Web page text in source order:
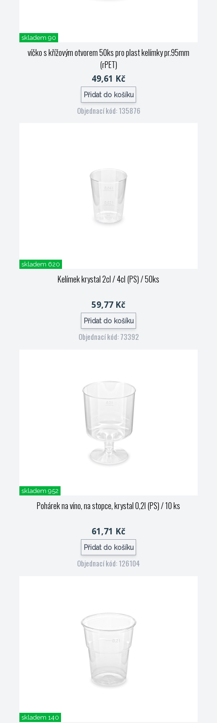
skladem 90
víčko s křížovým otvorem 50ks pro plast kelímky pr.95mm
(rPET)
49,61 Kč
Přidat do košíku
Objednací kód: 135876
skladem 620
Kelímek krystal 2cl / 4cl (PS) / 50ks
59,77 Kč
Přidat do košíku
Objednací kód: 73392
skladem 952
Pohárek na víno, na stopce, krystal 0,2l (PS) / 10 ks
61,71 Kč
Přidat do košíku
Objednací kód: 126104
skladem 140